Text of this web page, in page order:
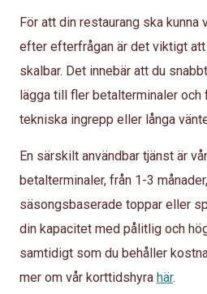
För att din restaurang ska kunna
efter efterfrågan är det viktigt
skalbar. Det innebär att du
lägga till fler betalterminaler
tekniska ingrepp eller långa
En särskilt användbar tjänst är vår
betalterminaler, från 1-3
säsongsbaserade toppar eller
din kapacitet med pålitlig och
samtidigt som du behåller
mer om vår korttidshyra här.